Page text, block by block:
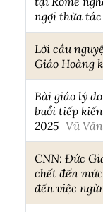
ngợi thừa
Lời cầu
Giáo Hoàng
Bài giáo lý
buổi tiếp
2025 Vũ
CNN: Đức
chết đến
đến việc